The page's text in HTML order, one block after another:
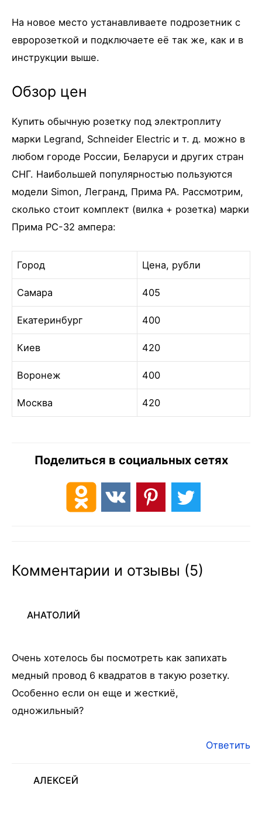
На новое место устанавливаете подрозетник с
евророзеткой и подключаете её так же, как и в
инструкции выше.
Обзор цен
Купить обычную розетку под электроплиту
марки Legrand, Schneider Electric и т. д. можно в
любом городе России, Беларуси и других стран
СНГ. Наибольшей популярностью пользуются
модели Simon, Легранд, Прима РА. Рассмотрим,
сколько стоит комплект (вилка + розетка) марки
Прима РС-32 ампера:
Город Цена, рубли
Самара 405
Екатеринбург 400
Киев 420
Воронеж 400
Москва 420
Поделиться в социальных сетях
Комментарии и отзывы (5)
АНАТОЛИЙ
Очень хотелось бы посмотреть как запихать
медный провод 6 квадратов в такую розетку.
Особенно если он еще и жесткиё,
одножильный?
Ответить
АЛЕКСЕЙ